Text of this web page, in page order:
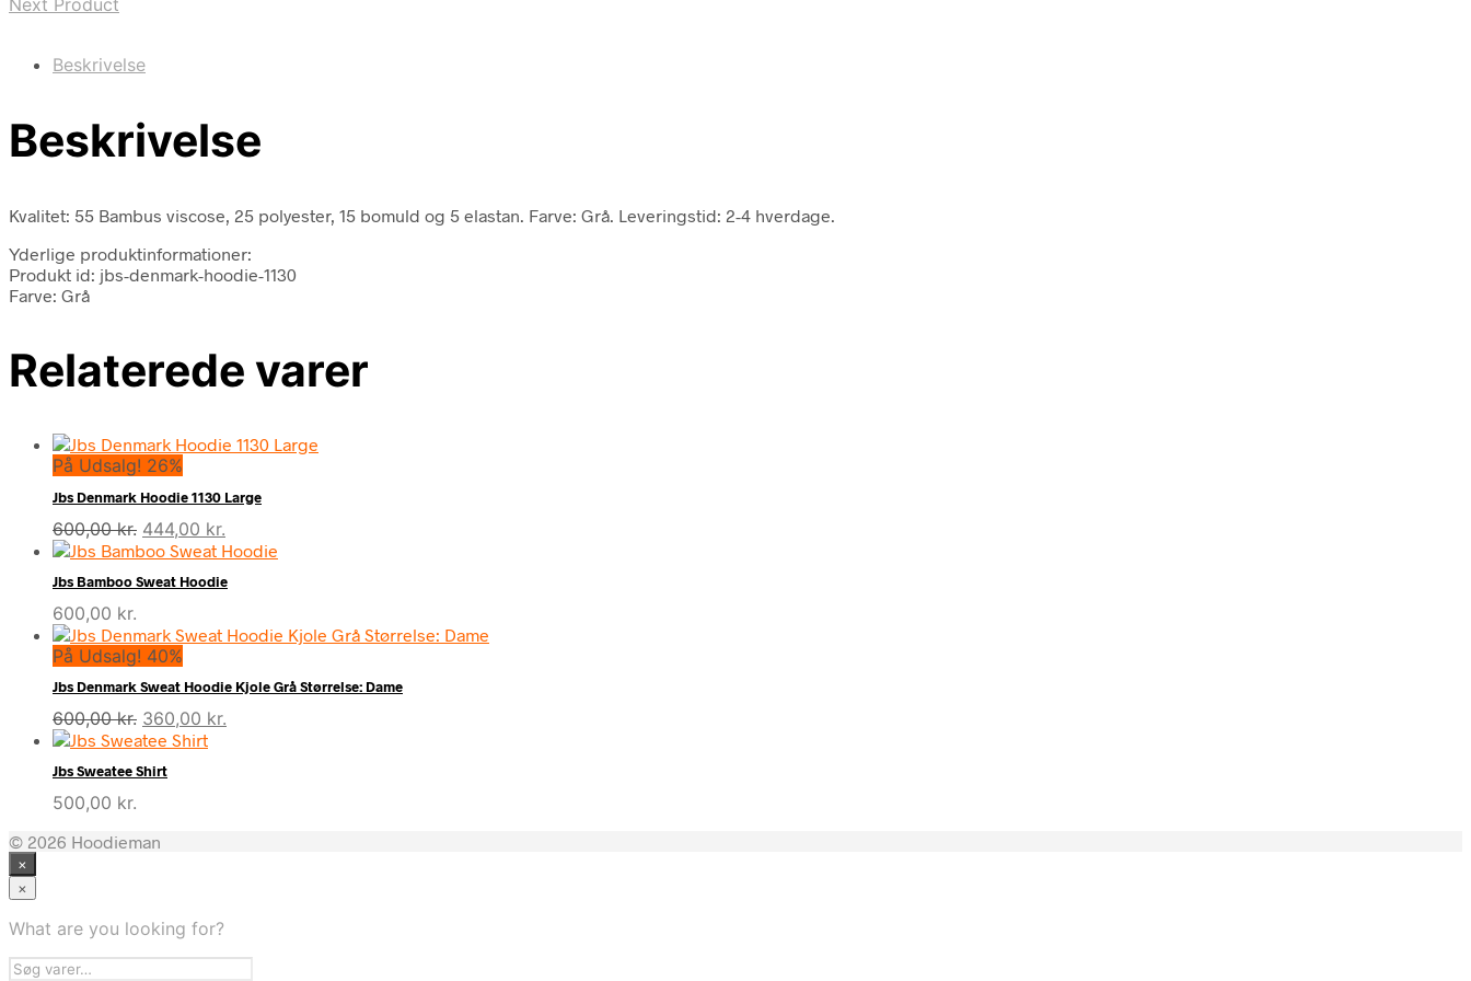
Beskrivelse
Beskrivelse
Kvalitet: 55 Bambus viscose, 25 polyester, 15 bomuld og 5 elastan. Farve: Grå. Leveringstid: 2-4 hverdage.
Yderlige produktinformationer:
Produkt id: jbs-denmark-hoodie-1130
Farve: Grå
Relaterede varer
På Udsalg! 26%
Jbs Denmark Hoodie 1130 Large
600,00kr. Den
oprindelige
pris
var:
444,00 kr.
aktuelle
er:
Jbs Bamboo Sweat Hoodie
600,00 kr.
På Udsalg! 40%
Jbs Denmark Sweat Hoodie Kjole Grå Størrelse: Dame
600,00kr. Den
oprindelige
pris
var:
360,00 kr.
Jbs Sweatee Shirt
500,00 kr.
© 2026 Hoodieman
×
×
What are you looking for?